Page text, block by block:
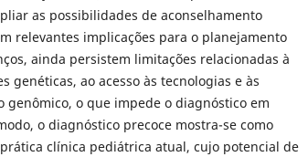
as possibilidades de aconselhamento
relevantes implicações para o planejamento
ainda persistem limitações relacionadas à
genéticas, ao acesso às tecnologias e às
genômico, o que impede o diagnóstico em
o diagnóstico precoce mostra-se como
clínica pediátrica atual, cujo potencial de